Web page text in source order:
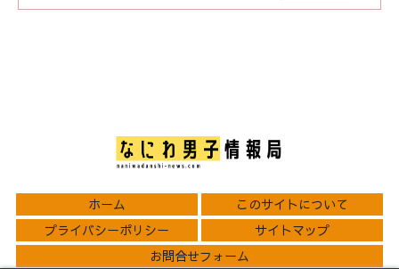
ホーム
このサイトについて
プライバシーポリシー
サイトマップ
お問合せフォーム